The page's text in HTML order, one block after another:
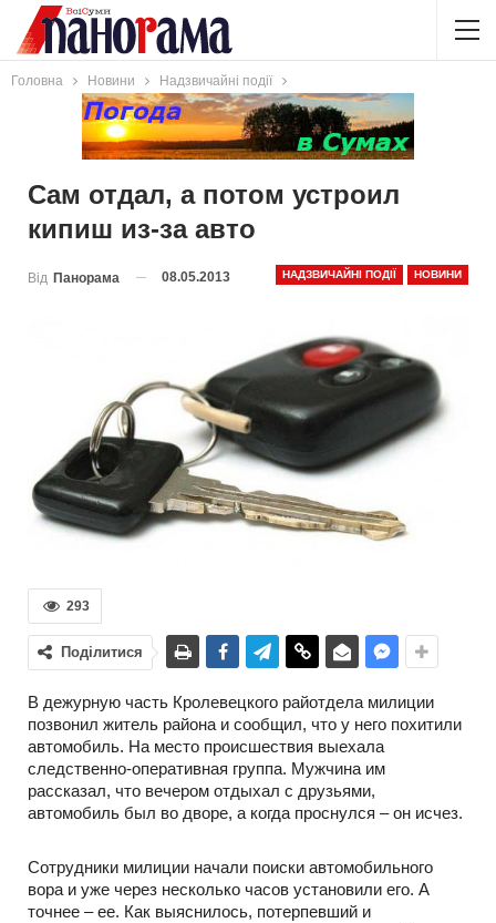
Головна Новини Надзвичайні події
Сам отдал, а потом устроил
кипиш из-за авто
НАДЗВИЧАЙНІ ПОДІЇ НОВИНИ
Від Панорама 08.05.2013
293
Поділитися
В дежурную часть Кролевецкого райотдела милиции
позвонил житель района и сообщил, что у него похитили
автомобиль. На место происшествия выехала
следственно-оперативная группа. Мужчина им
рассказал, что вечером отдыхал с друзьями,
автомобиль был во дворе, а когда проснулся – он исчез.
Сотрудники милиции начали поиски автомобильного
вора и уже через несколько часов установили его. А
точнее – ее. Как выяснилось, потерпевший и